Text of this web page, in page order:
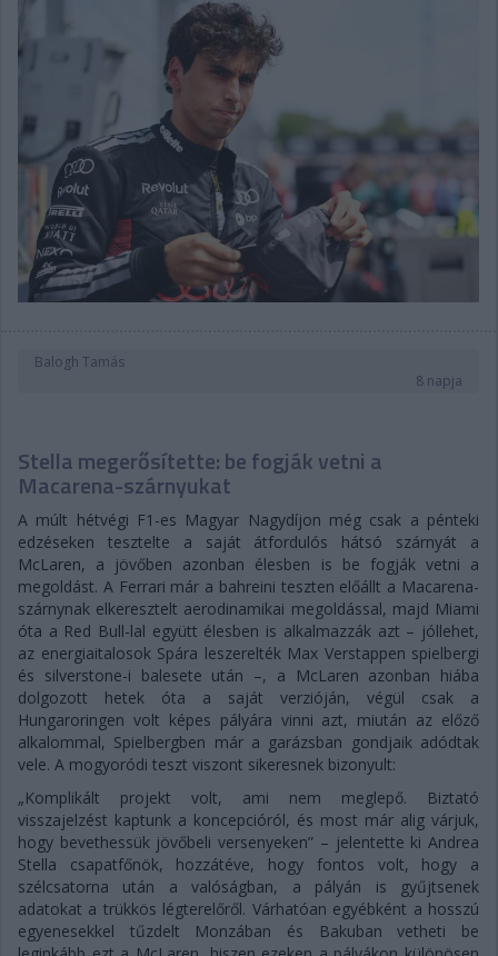
Balogh Tamás
8 napja
Stella megerősítette: be fogják vetni a
Macarena-szárnyukat
A múlt hétvégi F1-es Magyar Nagydíjon még csak a pénteki
edzéseken tesztelte a saját átfordulós hátsó szárnyát a
McLaren, a jövőben azonban élesben is be fogják vetni a
megoldást. A Ferrari már a bahreini teszten előállt a Macarena-
szárnynak elkeresztelt aerodinamikai megoldással, majd Miami
óta a Red Bull-lal együtt élesben is alkalmazzák azt – jóllehet,
az energiaitalosok Spára leszerelték Max Verstappen spielbergi
és silverstone-i balesete után –, a McLaren azonban hiába
dolgozott hetek óta a saját verzióján, végül csak a
Hungaroringen volt képes pályára vinni azt, miután az előző
alkalommal, Spielbergben már a garázsban gondjaik adódtak
vele. A mogyoródi teszt viszont sikeresnek bizonyult:
„Komplikált projekt volt, ami nem meglepő. Biztató
visszajelzést kaptunk a koncepcióról, és most már alig várjuk,
hogy bevethessük jövőbeli versenyeken” – jelentette ki Andrea
Stella csapatfőnök, hozzátéve, hogy fontos volt, hogy a
szélcsatorna után a valóságban, a pályán is gyűjtsenek
adatokat a trükkös légterelőről. Várhatóan egyébként a hosszú
egyenesekkel tűzdelt Monzában és Bakuban vetheti be